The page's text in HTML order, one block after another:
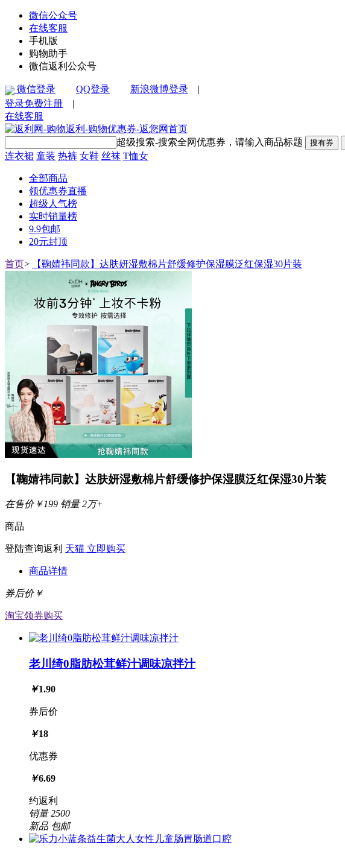
微信公众号
在线客服
手机版
购物助手
微信返利公众号
微信登录 QQ登录 新浪微博登录 |
登录免费注册 |
在线客服
超级搜索-搜索全网优惠券，请输入商品标题 搜有券
连衣裙 童装 热裤 女鞋 丝袜 T恤女
全部商品
领优惠券直播
超级人气榜
实时销量榜
9.9包邮
20元封顶
首页> 【鞠婧祎同款】达肤妍湿敷棉片舒缓修护保湿膜泛红保湿30片装
【鞠婧祎同款】达肤妍湿敷棉片舒缓修护保湿膜泛红保湿30片装
在售价￥199 销量2万+
商品
登陆查询返利 天猫 立即购买
商品详情
券后价￥
淘宝领券购买
老川绮0脂肪松茸鲜汁调味凉拌汁
￥1.90
券后价
￥18
优惠券
￥6.69
约返利
销量2500
新品 包邮